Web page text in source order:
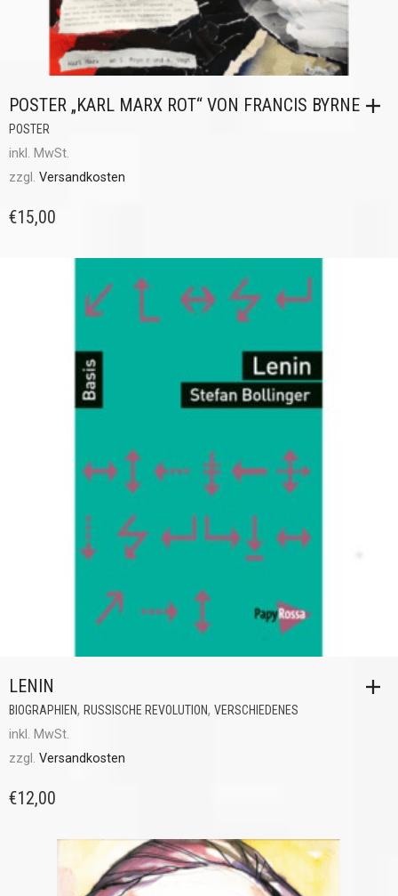
POSTER „KARL MARX ROT“ VON FRANCIS BYRNE
POSTER
inkl. MwSt.
zzgl. Versandkosten
€15,00
LENIN
BIOGRAPHIEN, RUSSISCHE REVOLUTION, VERSCHIEDENES
inkl. MwSt.
zzgl. Versandkosten
€12,00